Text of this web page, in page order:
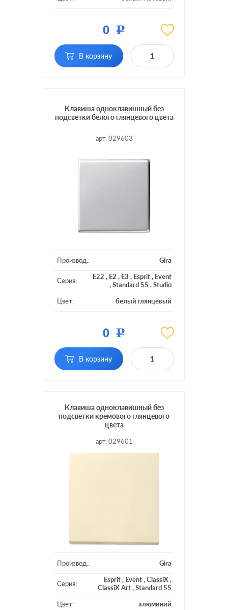
клавиш:
Подсветка: без подсветки
0 Р
В корзину
Клавиша одноклавишный без
подсветки белого глянцевого цвета
арт. 029603
Производ.: Gira
Серия: E22 , E2 , E3 , Esprit, Event
,Standard 55 ,Studio
Цвет:
белый глянцевый
клавиш:
Подсветка: без подсветки
0 Р
В корзину
Клавиша одноклавишный без
подсветки кремового глянцевого
цвета
арт. 029601
Производ.: Gira
Серия: Esprit, Event,ClassiX,
ClassiX Art,Standard 55
Цвет:
алюминий